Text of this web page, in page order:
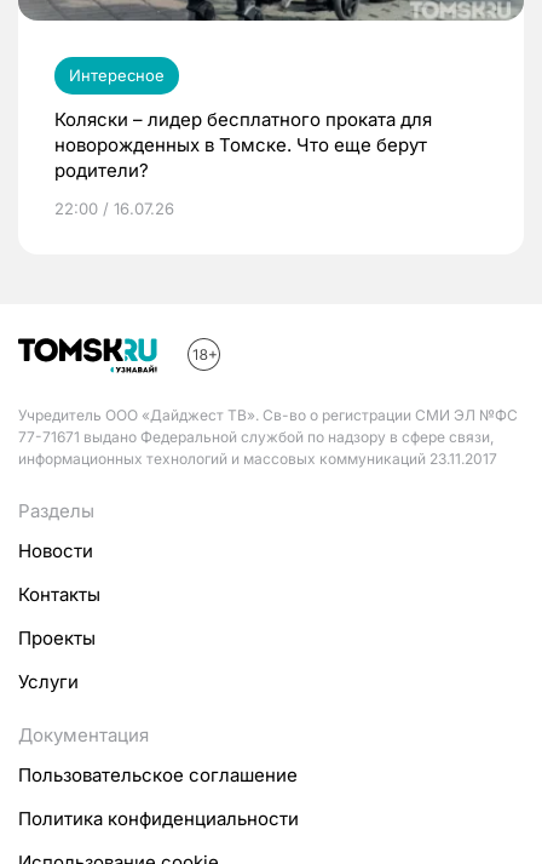
Интересное
Коляски – лидер бесплатного проката для
новорожденных в Томске. Что еще берут
родители?
22:00 / 16.07.26
Учредитель ООО «Дайджест ТВ». Св-во о регистрации СМИ ЭЛ №ФС
77-71671 выдано Федеральной службой по надзору в сфере связи,
информационных технологий и массовых коммуникаций 23.11.2017
Разделы
Новости
Контакты
Проекты
Услуги
Документация
Пользовательское соглашение
Политика конфиденциальности